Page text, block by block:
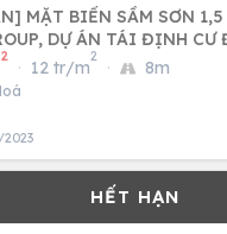
BIỂN SẦM SƠN 1,5 TỶ - 96M2 ĐỐI
DỰ ÁN TÁI ĐỊNH CƯ
2
· 12 tr/m
2
· 8m